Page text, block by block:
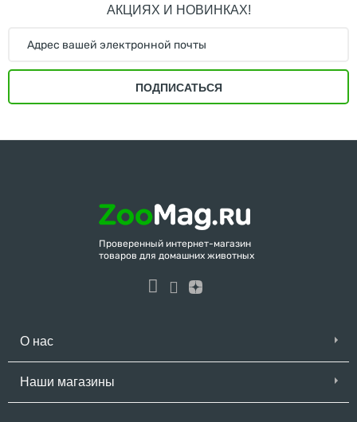
АКЦИЯХ И НОВИНКАХ!
ПОДПИСАТЬСЯ
Проверенный интернет-магазин
товаров для домашних животных
О нас
Наши магазины